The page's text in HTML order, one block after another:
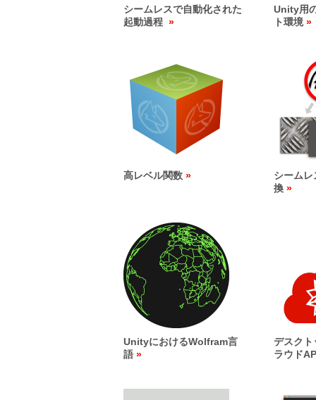
シームレスで自動化された
起動過程
Unity用
ト環境
高レベル関数
シーム
換
UnityにおけるWolfram言
語
デスクト
ラウド